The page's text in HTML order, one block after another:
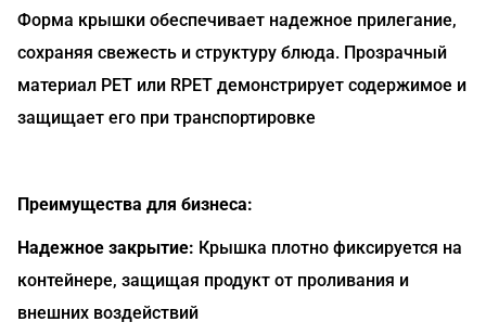
Форма крышки обеспечивает надежное прилегание,
сохраняя свежесть и структуру блюда. Прозрачный
материал PET или RPET демонстрирует содержимое и
защищает его при транспортировке
Преимущества для бизнеса:
Надежное закрытие: Крышка плотно фиксируется на
контейнере, защищая продукт от проливания и
внешних воздействий